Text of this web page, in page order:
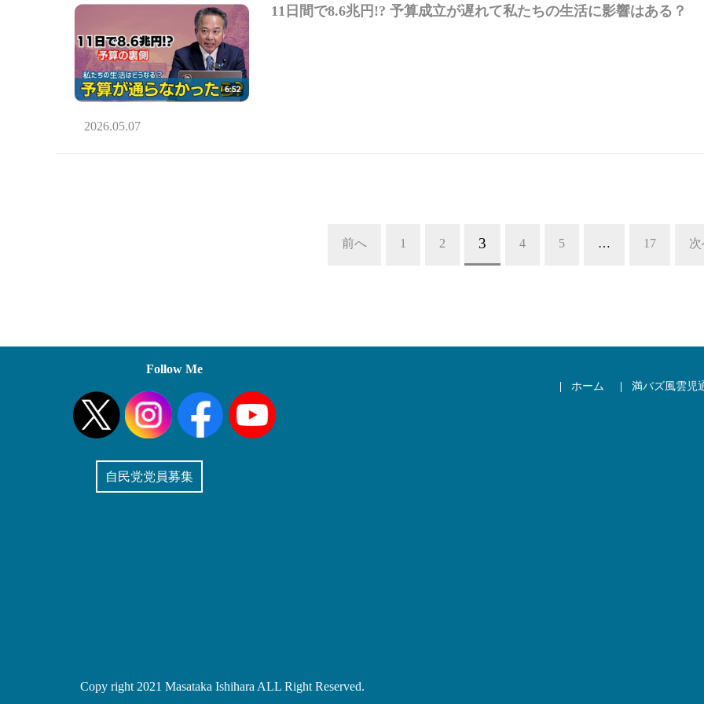
11日間で8.6兆円!? 予算成立が遅れて私たちの生活に影響はある？
2026.05.07
前へ 1 2 3 4 5 … 17
Follow Me
ホーム 満バズ風雲児
自民党党員募集
Copy right 2021 Masataka Ishihara ALL Right Reserved.